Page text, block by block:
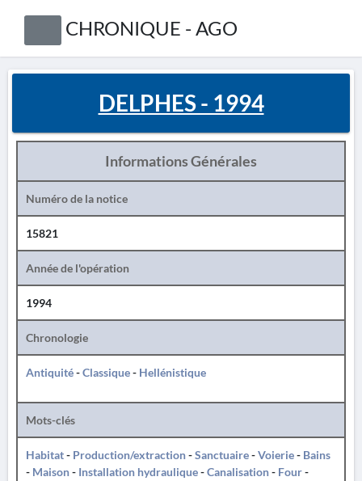
CHRONIQUE - AGO
DELPHES - 1994
Informations Générales
Numéro de la notice
15821
Année de l'opération
1994
Chronologie
Antiquité-Classique- Hellénistique
Mots-clés
Habitat- Production/extraction-Sanctuaire-Voierie- Bains
- Maison- Installation hydraulique-Canalisation- Four-